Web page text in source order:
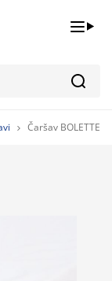
Čaršav BOLETTE